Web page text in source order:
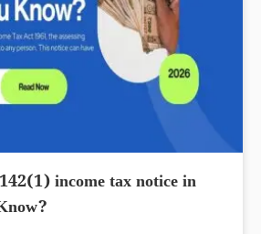
income tax notice in